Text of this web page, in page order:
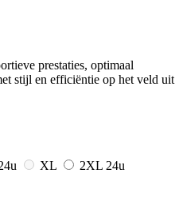
prestaties, optimaal
stijl en efficiëntie op het veld uit
XL 2XL 24u